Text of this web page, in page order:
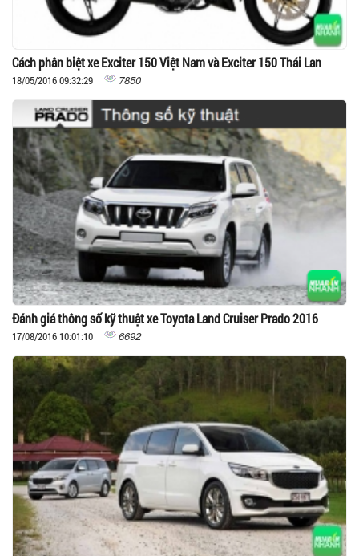
Cách phân biệt xe Exciter 150 Việt Nam và Exciter 150 Thái Lan
18/05/2016 09:32:29 7850
Đánh giá thông số kỹ thuật xe Toyota Land Cruiser Prado 2016
17/08/2016 10:01:10 6692